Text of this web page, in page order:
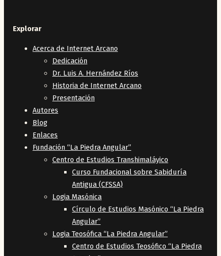
Explorar
Acerca de Internet Arcano
Dedicación
Dr. Luis A. Hernández Ríos
Historia de Internet Arcano
Presentación
Autores
Blog
Enlaces
Fundación “La Piedra Angular”
Centro de Estudios Transhimaláyico
Curso Fundacional sobre Sabiduría
Antigua (CFSSA)
Logia Masónica
Círculo de Estudios Masónico “La Piedra
Angular”
Logia Teosófica “La Piedra Angular”
Centro de Estudios Teosófico “La Piedra